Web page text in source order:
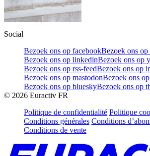
Social
Bezoek ons op facebookBezoek ons op
Bezoek ons op linkedinBezoek ons op
Bezoek ons op rss-feedBezoek ons op
Bezoek ons op mastodonBezoek ons
Bezoek ons op blueskyBezoek ons op
© 2026 Euractiv FR
Politique de confidentialité Politique
Conditions générales Conditions
Conditions de vente